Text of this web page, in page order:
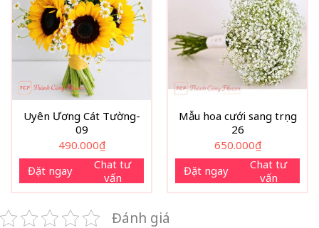
Uyên Ương Cát Tường-
09
490.000₫
Đặt ngay
Chat tư
vấn
Mẫu hoa cưới sang trọng
26
650.000₫
Đặt ngay
Chat tư
vấn
Đánh giá